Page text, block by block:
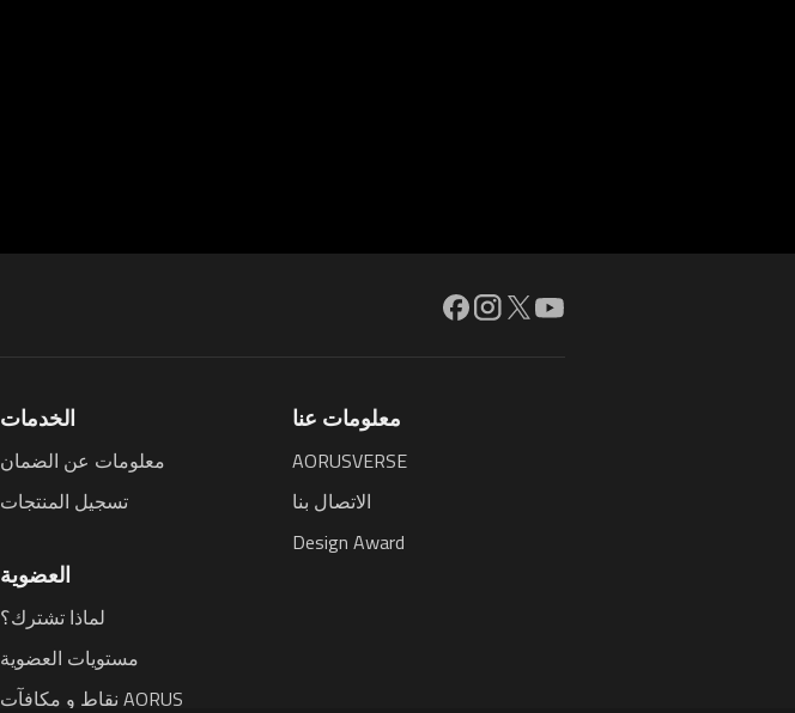
الخدمات
معلومات عن الضمان
تسجيل المنتجات
العضوية
لماذا تشترك؟
مستويات العضوية
نقاط و مكافآت AORUS
معلومات عنا
AORUSVERSE
الاتصال بنا
Design Award